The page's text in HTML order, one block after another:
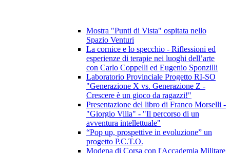
Mostra "Punti di Vista" ospitata nello
Spazio Venturi
La cornice e lo specchio - Riflessioni ed
esperienze di terapie nei luoghi dell’arte
con Carlo Coppelli ed Eugenio Sponzilli
Laboratorio Provinciale Progetto RI-SO
"Generazione X vs. Generazione Z -
Crescere è un gioco da ragazzi!"
Presentazione del libro di Franco Morselli -
"Giorgio Villa" - "Il percorso di un
avventura intellettuale"
“Pop up, prospettive in evoluzione” un
progetto P.C.T.O.
Modena di Corsa con l'Accademia Militare